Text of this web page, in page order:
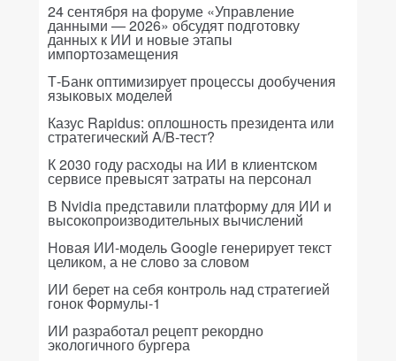
24 сентября на форуме «Управление
данными — 2026» обсудят подготовку
данных к ИИ и новые этапы
импортозамещения
Т-Банк оптимизирует процессы дообучения
языковых моделей
Казус Rapidus: оплошность президента или
стратегический A/B-тест?
К 2030 году расходы на ИИ в клиентском
сервисе превысят затраты на персонал
В Nvidia представили платформу для ИИ и
высокопроизводительных вычислений
Новая ИИ-модель Google генерирует текст
целиком, а не слово за словом
ИИ берет на себя контроль над стратегией
гонок Формулы-1
ИИ разработал рецепт рекордно
экологичного бургера